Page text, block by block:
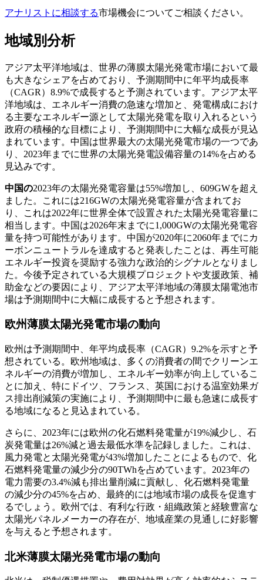
アナリストに相談する市場機会についてご相談ください。
地域別分析
アジア太平洋地域は、世界の薄膜太陽光発電市場において最
も大きなシェアを占めており、予測期間中に年平均成長率
（CAGR）8.9%で成長すると予測されています。アジア太平
洋地域は、エネルギー消費の急速な増加と、発電構成におけ
る主要なエネルギー源として太陽光発電を取り入れるという
政府の積極的な目標により、予測期間中に大幅な成長が見込
まれています。中国は世界最大の太陽光発電市場の一つであ
り、2023年までに世界の太陽光発電設備容量の14%を占める
見込みです。
中国の2023年の太陽光発電容量は55%増加し、609GWを超え
ました。これには216GWの太陽光発電容量が含まれてお
り、これは2022年に世界全体で設置された太陽光発電容量に
相当します。中国は2026年末までに1,000GWの太陽光発電容
量を持つ可能性があります。中国が2020年に2060年までにカ
ーボンニュートラルを達成すると発表したことは、再生可能
エネルギー投資を奨励する強力な政治的シグナルとなりまし
た。今後予定されている大規模プロジェクトや支援政策、補
助金などの要因により、アジア太平洋地域の薄膜太陽電池市
場は予測期間中に大幅に成長すると予想されます。
欧州薄膜太陽光発電市場の動向
欧州は予測期間中、年平均成長率（CAGR）9.2%を示すと予
想されている。欧州地域は、多くの消費者の間でクリーンエ
ネルギーの消費が増加し、エネルギー効率が向上しているこ
とに加え、特にドイツ、フランス、英国における温室効果ガ
ス排出削減策の実施により、予測期間中に最も急速に成長す
る地域になると見込まれている。
さらに、2023年には欧州の化石燃料発電量が19%減少し、石
炭発電量は26%減と過去最低水準を記録しました。これは、
風力発電と太陽光発電が43%増加したことによるもので、化
石燃料発電量の減少分の90TWhを占めています。2023年の
電力需要の3.4%減も排出量削減に貢献し、化石燃料発電量
の減少分の45%を占め、最終的には地域市場の成長を促進す
るでしょう。欧州では、有利な行政・組織政策と経験豊富な
太陽光パネルメーカーの存在が、地域産業の見通しに好影響
を与えると予想されます。
北米薄膜太陽光発電市場の動向